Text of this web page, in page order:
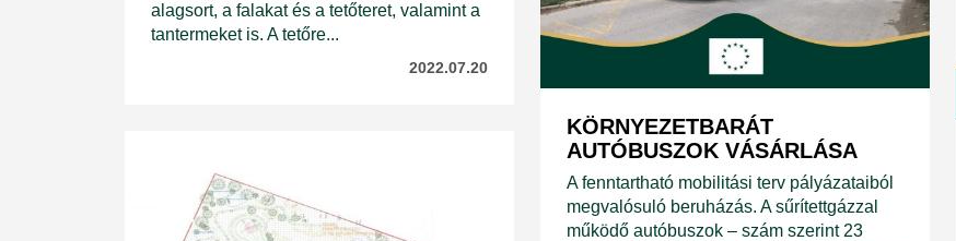
alagsort, a falakat és a tetőteret, valamint a
tantermeket is. A tetőre...
2022.07.20
KÖRNYEZETBARÁT
AUTÓBUSZOK VÁSÁRLÁSA
A fenntartható mobilitási terv pályázataiból
megvalósuló beruházás. A sűrítettgázzal
működő autóbuszok – szám szerint 23